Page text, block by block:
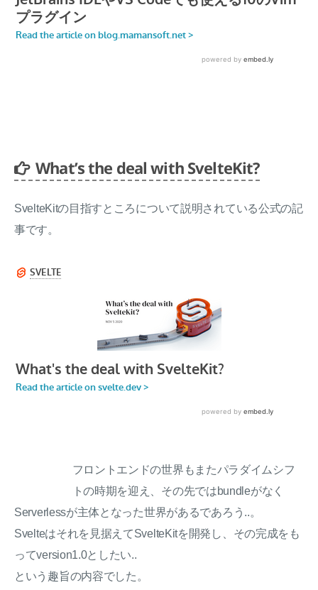
What’s the deal with SvelteKit?
SvelteKitの目指すところについて説明されている公式の記
事です。
フロントエンドの世界もまたパラダイムシフ
トの時期を迎え、その先ではbundleがなく
Serverlessが主体となった世界があるであろう..。
Svelteはそれを見据えてSvelteKitを開発し、その完成をも
ってversion1.0としたい..
という趣旨の内容でした。